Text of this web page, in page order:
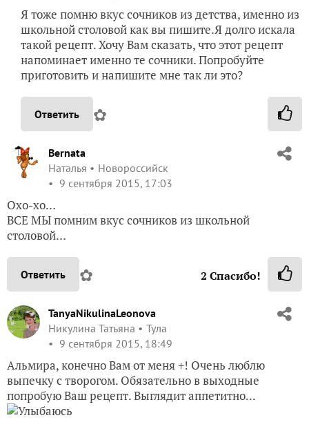
Я тоже помню вкус сочников из детства, именно из
школьной столовой как вы пишите.Я долго искала
такой рецепт. Хочу Вам сказать, что этот рецепт
напоминает именно те сочники. Попробуйте
приготовить и напишите мне так ли это?
Ответить ✿
Bernata
Наталья
Новороссийск
9 сентября 2015, 17:03
Охо-хо…
ВСЕ МЫ помним вкус сочников из школьной
столовой…
Ответить ✿ 2 Спасибо!
TanyaNikulinaLeonova
Никулина Татьяна
Тула
9 сентября 2015, 18:49
Альмира, конечно Вам от меня +! Очень люблю
выпечку с творогом. Обязательно в выходные
попробую Ваш рецепт. Выглядит аппетитно...